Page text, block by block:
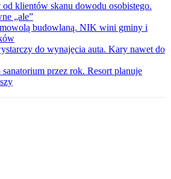
od klientów skanu dowodu osobistego.
„ale”
budowlaną. NIK wini gminy i
do wynajęcia auta. Kary nawet do
przez rok. Resort planuje